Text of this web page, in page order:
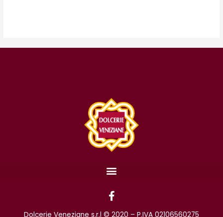
F
a
c
Dolcerie Veneziane s.r.l © 2020 – P.IVA 02106560275